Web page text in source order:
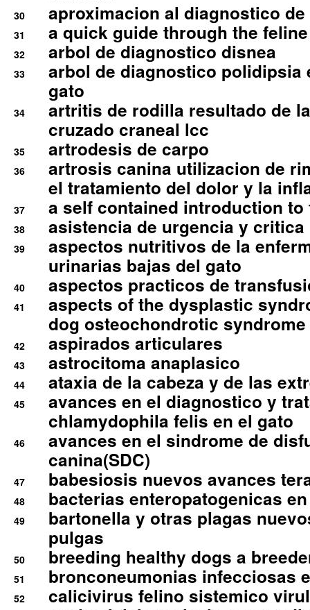
30 aproximacion al diagnostico
31 a quick guide through the
32 arbol de diagnostico disnea
33
arbol de diagnostico polidipsia
gato
34
artritis de rodilla resultado de
cruzado craneal lcc
35 artrodesis de carpo
36
artrosis canina utilizacion de
el tratamiento del dolor y la
37 a self contained introduction
38 asistencia de urgencia y
39
aspectos nutritivos de la
urinarias bajas del gato
40 aspectos practicos de
41
aspects of the dysplastic
dog osteochondrotic syndrome
42 aspirados articulares
43 astrocitoma anaplasico
44 ataxia de la cabeza y de las
45
avances en el diagnostico y
chlamydophila felis en el gato
46
avances en el sindrome de
canina(SDC)
47 babesiosis nuevos avances
48 bacterias enteropatogenicas
49
bartonella y otras plagas
pulgas
50 breeding healthy dogs a
51 bronconeumonias infecciosas
52 calicivirus felino sistemico